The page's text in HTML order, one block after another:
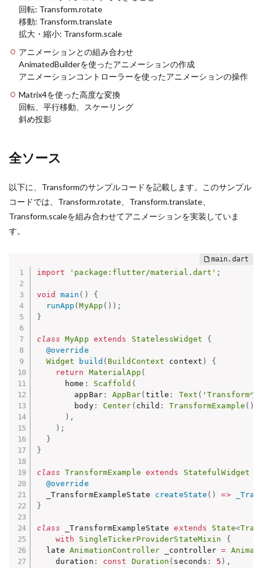
回転: Transform.rotate
移動: Transform.translate
拡大・縮小: Transform.scale
アニメーションとの組み合わせ
AnimatedBuilderを使ったアニメーションの作成
アニメーションコントローラーを使ったアニメーションの操作
Matrix4を使った高度な変換
回転、平行移動、スケーリング
斜め投影
全ソース
以下に、Transformのサンプルコードを記載します。このサンプル
コードでは、Transform.rotate、Transform.translate、
Transform.scaleを組み合わせてアニメーションを実装していま
す。
import 'package:flutter/material.dart' ;
void main ( )
{
runApp (MyApp ( ) ) ;
}
class MyApp extends StatelessWidget
{
@override
Widget
build ( BuildContext context )
{
return
MaterialApp (
      home
: Scaffold (
        appBar
: AppBar( title : Text ( 'Transformウ
        body
: Center ( child : TransformExample ( )
) ,
) ;
}
}
class TransformExample extends StatefulWidget
@override
  _TransformExampleState
createState ( ) =>
}
class _TransformExampleState extends State<
with
SingleTickerProviderStateMixin
{
  late
AnimationController _controller =
    duration
: const Duration ( seconds : 5 ) ,